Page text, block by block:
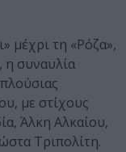
μέχρι τη «Ρόζα»,
η συναυλία
με στίχους
Άλκη Αλκαίου,
Τριπολίτη.